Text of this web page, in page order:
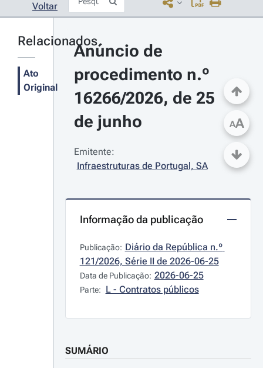
Voltar
Relacionados
Ato
Original
Anúncio de
procedimento n.º
16266/2026, de 25
de junho
Emitente:
Infraestruturas de Portugal, SA
Informação da publicação
Publicação: Diário da República n.º
121/2026, Série II de 2026-06-25
Data de Publicação: 2026-06-25
Parte: L - Contratos públicos
SUMÁRIO
AA